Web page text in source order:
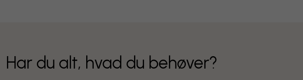
Har du alt, hvad du behøver?